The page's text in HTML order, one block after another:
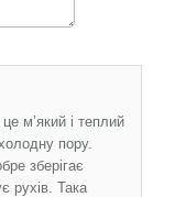
м’який і теплий
пору.
зберігає
рухів. Така